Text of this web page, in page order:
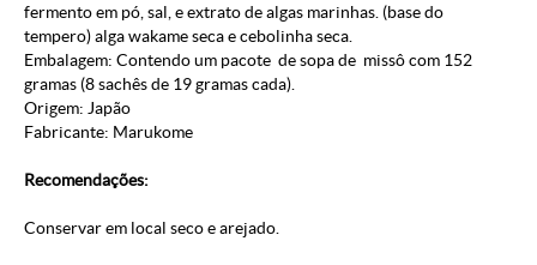
fermento em pó, sal, e extrato de algas marinhas. (base do
tempero) alga wakame seca e cebolinha seca.
Embalagem: Contendo um pacote de sopa de missô com 152
gramas (8 sachês de 19 gramas cada).
Origem: Japão
Fabricante: Marukome
Recomendações:
Conservar em local seco e arejado.